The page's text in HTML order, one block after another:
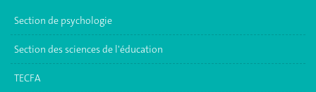
Section de psychologie
Section des sciences de l'éducation
TECFA